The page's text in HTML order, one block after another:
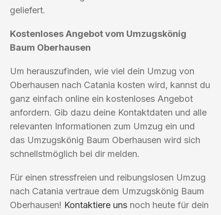
geliefert.
Kostenloses Angebot vom Umzugskönig
Baum Oberhausen
Um herauszufinden, wie viel dein Umzug von
Oberhausen nach Catania kosten wird, kannst du
ganz einfach online ein kostenloses Angebot
anfordern. Gib dazu deine Kontaktdaten und alle
relevanten Informationen zum Umzug ein und
das Umzugskönig Baum Oberhausen wird sich
schnellstmöglich bei dir melden.
Für einen stressfreien und reibungslosen Umzug
nach Catania vertraue dem Umzugskönig Baum
Oberhausen! Kontaktiere uns noch heute für dein